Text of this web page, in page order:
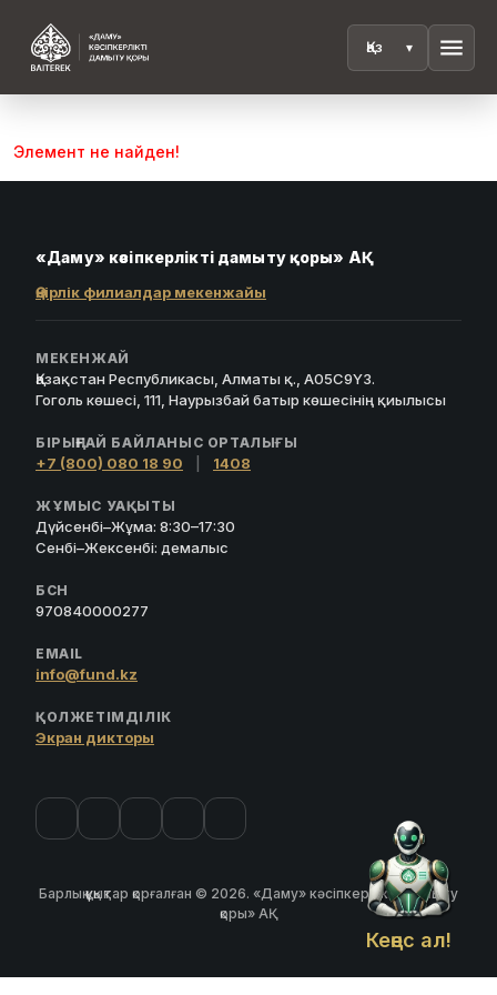
menu
Кеңес ал!
Элемент не найден!
«Даму» кәсіпкерлікті дамыту қоры» АҚ
Өңірлік филиалдар мекенжайы
МЕКЕНЖАЙ
Қазақстан Республикасы, Алматы қ., A05C9Y3.
Гоголь көшесі, 111, Наурызбай батыр көшесінің қиылысы
БІРЫҢҒАЙ БАЙЛАНЫС ОРТАЛЫҒЫ
+7 (800) 080 18 90 1408
ЖҰМЫС УАҚЫТЫ
Дүйсенбі–Жұма: 8:30–17:30
Сенбі–Жексенбі: демалыс
БСН
970840000277
EMAIL
info@fund.kz
ҚОЛЖЕТІМДІЛІК
Экран дикторы
Барлық құқықтар қорғалған © 2026. «Даму» кәсіпкерлікті дамыту
қоры» АҚ